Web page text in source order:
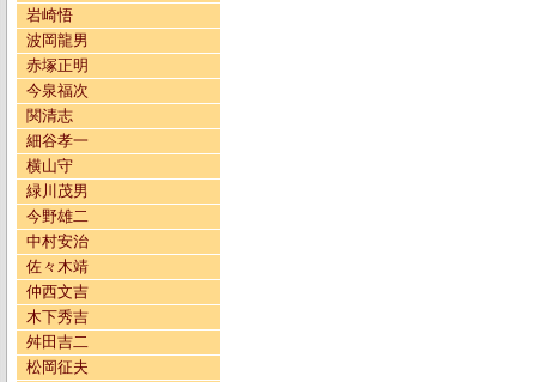
岩崎悟
波岡龍男
赤塚正明
今泉福次
関清志
細谷孝一
横山守
緑川茂男
今野雄二
中村安治
佐々木靖
仲西文吉
木下秀吉
舛田吉二
松岡征夫